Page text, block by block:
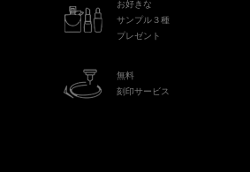
お好きな
サンプル３種
プレゼント
無料
刻印サービス